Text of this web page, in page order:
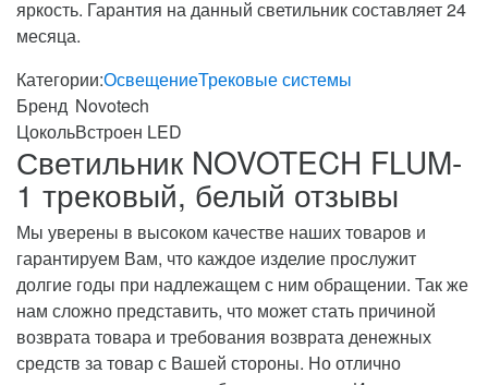
яркость. Гарантия на данный светильник составляет 24
месяца.
Категории:ОсвещениеТрековые системы
Бренд Novotech
ЦокольВстроен LED
Светильник NOVOTECH FLUM-
1 трековый, белый отзывы
Мы уверены в высоком качестве наших товаров и
гарантируем Вам, что каждое изделие прослужит
долгие годы при надлежащем с ним обращении. Так же
нам сложно представить, что может стать причиной
возврата товара и требования возврата денежных
средств за товар с Вашей стороны. Но отлично